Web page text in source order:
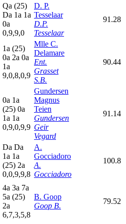
Qa (25)
Da 1a 1a
0a
0,9,9,0
D. P.
Tesselaar
D.P.
Tesselaar
91.28
1a (25)
0a 2a 0a
1a
9,0,8,0,9
Mlle C.
Delamare
Ent.
Grasset
S.B.
90.44
0a 1a
(25) 0a
1a 1a
0,9,0,9,9
Gundersen
Magnus
Teien
Gundersen
Geir
Vegard
91.14
Da Da
1a 1a
(25) 2a
0,0,9,9,8
A.
Gocciadoro
A.
Gocciadoro
100.8
4a 3a 7a
5a (25)
2a
6,7,3,5,8
B. Goop
Goop B.
79.52